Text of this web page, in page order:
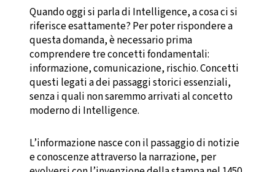
Quando oggi si parla di Intelligence, a cosa ci si
riferisce esattamente? Per poter rispondere a
questa domanda, è necessario prima
comprendere tre concetti fondamentali:
informazione, comunicazione, rischio. Concetti
questi legati a dei passaggi storici essenziali,
senza i quali non saremmo arrivati al concetto
moderno di Intelligence.
L’informazione nasce con il passaggio di notizie
e conoscenze attraverso la narrazione, per